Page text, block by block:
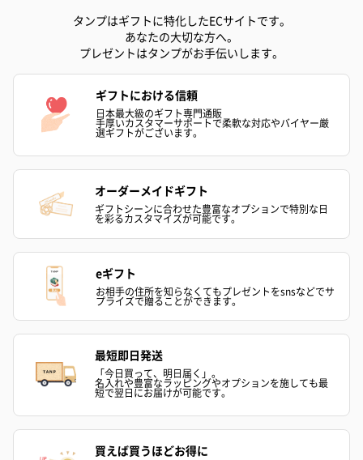
タンプはギフトに特化したECサイトです。
あなたの大切な方へ。
プレゼントはタンプがお手伝いします。
ギフトにおける信頼
日本最大級のギフト専門通販
手厚いカスタマーサポートで柔軟な対応やバイヤー厳
選ギフトがございます。
オーダーメイドギフト
ギフトシーンに合わせた豊富なオプションで特別な日
を彩るカスタマイズが可能です。
eギフト
お相手の住所を知らなくてもプレゼントをsnsなどでサ
プライズで贈ることができます。
最短即日発送
「今日買って、明日届く」。
名入れや豊富なラッピングやオプションを施しても最
短で翌日にお届けが可能です。
買えば買うほどお得に